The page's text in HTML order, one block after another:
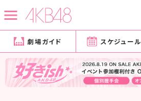
劇場ガイド スケジュール